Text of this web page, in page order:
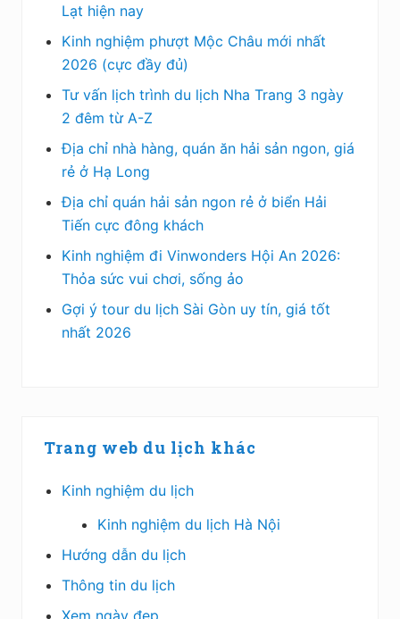
Lạt hiện nay
Kinh nghiệm phượt Mộc Châu mới nhất
2026 (cực đầy đủ)
Tư vấn lịch trình du lịch Nha Trang 3 ngày
2 đêm từ A-Z
Địa chỉ nhà hàng, quán ăn hải sản ngon, giá
rẻ ở Hạ Long
Địa chỉ quán hải sản ngon rẻ ở biển Hải
Tiến cực đông khách
Kinh nghiệm đi Vinwonders Hội An 2026:
Thỏa sức vui chơi, sống ảo
Gợi ý tour du lịch Sài Gòn uy tín, giá tốt
nhất 2026
Trang web du lịch khác
Kinh nghiệm du lịch
Kinh nghiệm du lịch Hà Nội
Hướng dẫn du lịch
Thông tin du lịch
Xem ngày đẹp